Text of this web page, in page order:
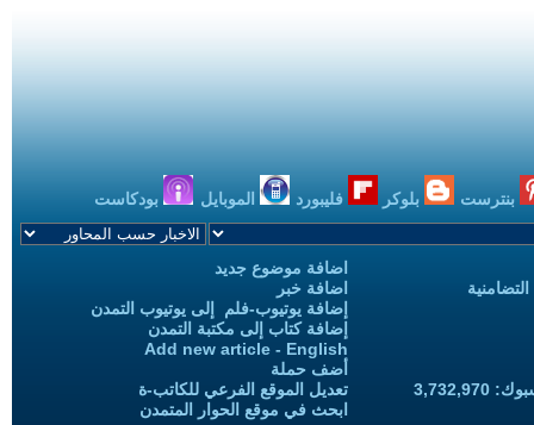
بنترست بلوكر فليبورد الموبايل بودكاست
اضافة موضوع جديد
اضافة خبر
إضافة يوتيوب-فلم إلى يوتيوب التمدن
إضافة كتاب إلى مكتبة التمدن
Add new article - English
أضف حملة
تعديل الموقع الفرعي للكاتب-ة
ابحث في موقع الحوار المتمدن